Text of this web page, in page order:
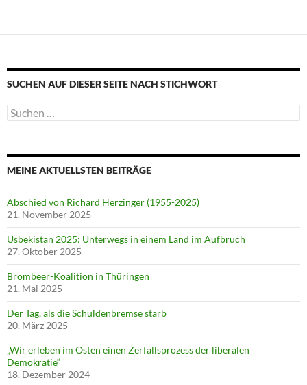
SUCHEN AUF DIESER SEITE NACH STICHWORT
Suche
nach:
MEINE AKTUELLSTEN BEITRÄGE
Abschied von Richard Herzinger (1955-2025)
21. November 2025
Usbekistan 2025: Unterwegs in einem Land im Aufbruch
27. Oktober 2025
Brombeer-Koalition in Thüringen
21. Mai 2025
Der Tag, als die Schuldenbremse starb
20. März 2025
„Wir erleben im Osten einen Zerfallsprozess der liberalen
Demokratie“
18. Dezember 2024